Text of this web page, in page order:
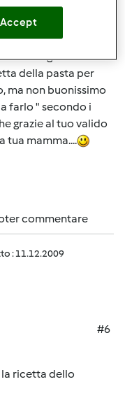
di che gnocco
della pasta per
ma non buonissimo
farlo " secondo i
grazie al tuo valido
tua mamma....
commentare
: 11.12.2009
#6
ricetta dello